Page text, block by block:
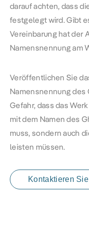
darauf achten, dass
festgelegt wird. Gibt
Vereinbarung hat der
Namensnennung am
Veröffentlichen Sie
Namensnennung
Gefahr, dass das
mit dem Namen des
muss, sondern auch
leisten müssen.
Kontaktieren